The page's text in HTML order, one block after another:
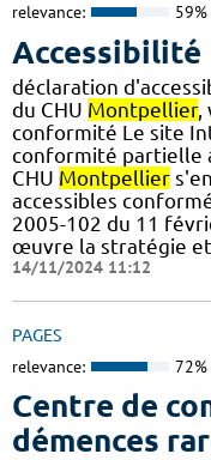
relevance: 59%
Accessibilité
déclaration
du CHU Montpellier,
conformité Le site
conformité partielle
CHU Montpellier
accessibles
2005-102 du 11
œuvre la stratégie
14/11/2024 11:12
PAGES
relevance: 72%
Centre de
démences